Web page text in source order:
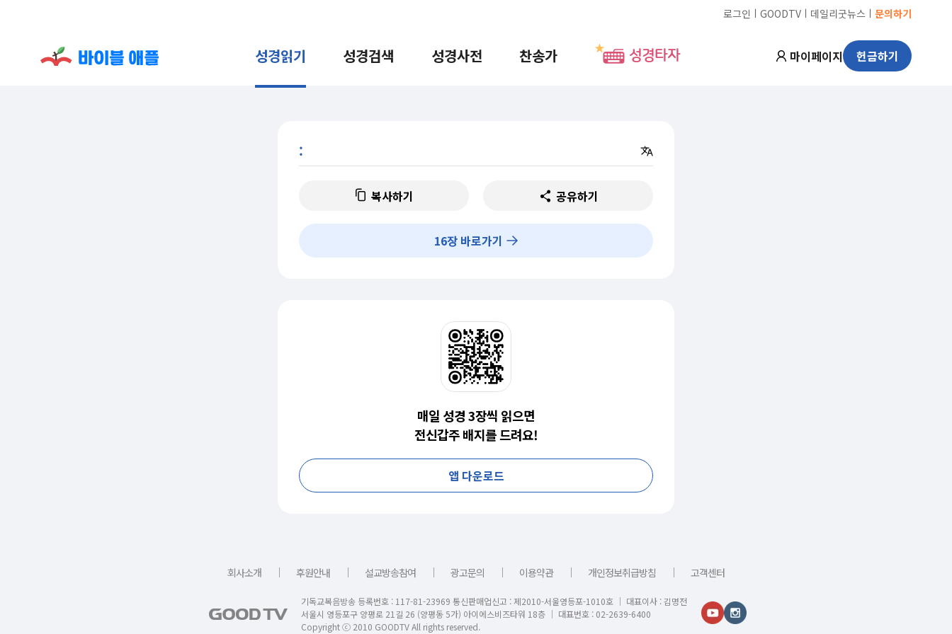
로그인 ㅣ GOODTV ㅣ 데일리굿뉴스 ㅣ 문의하기
성경읽기 성경검색 성경사전 찬송가 성경타자 마이페이지 헌금하기
:
복사하기 공유하기
16장 바로가기
매일 성경 3장씩 읽으면
전신갑주 배지를 드려요!
앱 다운로드
회사소개 ｜ 후원안내 ｜ 설교방송참여 ｜ 광고문의 ｜ 이용약관 ｜ 개인정보취급방침 ｜ 고객센터
기독교복음방송 등록번호 : 117-81-23969 통신판매업신고 : 제2010-서울영등포-1010호 │ 대표이사 : 김명전
서울시 영등포구 양평로 21길 26 (양평동 5가) 아이에스비즈타워 18층 │ 대표번호 : 02-2639-6400
Copyright ⓒ 2010 GOODTV All rights reserved.